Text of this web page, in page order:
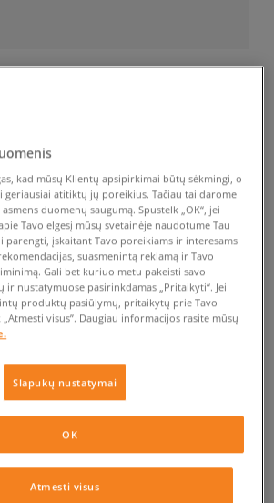
gausi pranešimą iš mūsų.
PARDUOTUVĖJE
kad mūsų Klientų apsipirkimai būtų sėkmingi, o
atitiktų jų poreikius. Tačiau tai darome
duomenų saugumą. Spustelk „OK“, jei
Tavo elgesį mūsų svetainėje naudotume Tau
parengti, įskaitant Tavo poreikiams ir interesams
suasmenintą reklamą ir Tavo
Gali bet kuriuo metu pakeisti savo
ir nustatymuose pasirinkdamas „Pritaikyti“. Jei
produktų pasiūlymų, pritaikytų prie Tavo
visus”. Daugiau informacijos rasite mūsų
Slapukų nustatymai
Atmesti visus
OK